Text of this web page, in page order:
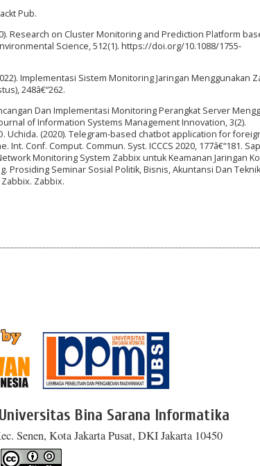
Pub.
Research on Cluster Monitoring and Prediction Platform
Science, 512(1). https://doi.org/10.1088/1755-
Implementasi Sistem Monitoring Jaringan Menggunakan
248â€“262.
Dan Implementasi Monitoring Perangkat Server
of Information Systems Management Innovation, 3(2).
(2020). Telegram-based chatbot application for
Conf. Comput. Commun. Syst. ICCCS 2020, 177â€“181.
Monitoring System Zabbix untuk Keamanan Jaringan
Prosiding Seminar Sosial Politik, Bisnis, Akuntansi Dan
Zabbix. Zabbix.
Bina Sarana Informatika
Senen, Kota Jakarta Pusat, DKI Jakarta 10450